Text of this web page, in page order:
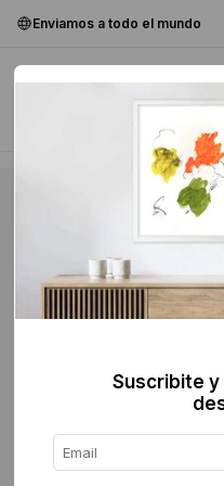
Enviamos a todo el mundo
Suscribite y